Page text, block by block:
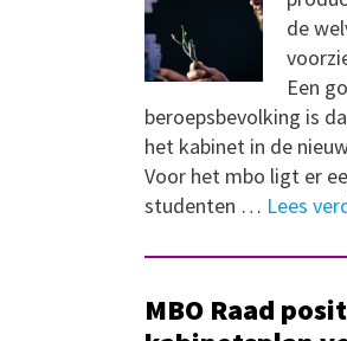
de
Een
beroepsbevolking is
het kabinet in de
Voor het mbo ligt er
studenten … Lees
MBO Raad